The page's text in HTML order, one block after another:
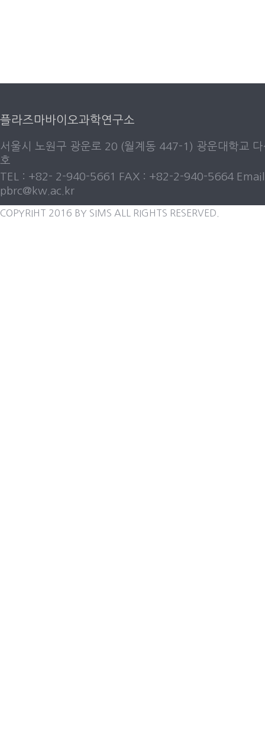
플라즈마바이오과학연구소
서울시 노원구 광운로 20 (월계동 447-1) 광운대학교
호
TEL : +82- 2-940-5661 FAX : +82-2-940-5664
pbrc@kw.ac.kr
COPYRIHT 2016 BY SIMS ALL RIGHTS RESERVED.